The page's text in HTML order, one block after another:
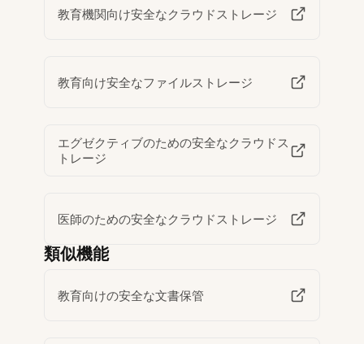
教育機関向け安全なクラウドストレージ
教育向け安全なファイルストレージ
エグゼクティブのための安全なクラウドス
トレージ
医師のための安全なクラウドストレージ
類似機能
教育向けの安全な文書保管